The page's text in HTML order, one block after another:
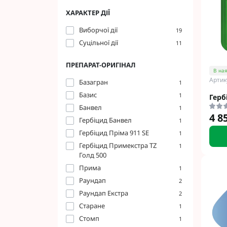
Соняшник
Соняшник
Cоняшник РАЖТ
Соняшник
Українські
ЮГ АГРОЛІДЕР
Технологія
Соняшник
Інсектициди
Інсектициди
Інсектициди
Інсектициди
Інсектициди
Інсектициди
Інсектициди
Інсектициди
ХАРАКТЕР ДІЇ
Виборчої дії
19
Суцільної дії 11
ПРЕПАРАТ-ОРИГІНАЛ
Базагран
1
Базис 1
Банвел 1
Гербіцид Банвел 1
Гербіцид Пріма 911 SE 1
Гербіцид Примекстра TZ
Голд 500
1
Прима 1
Раундап 2
Раундап Екстра 2
Старане 1
Стомп 1
В
4